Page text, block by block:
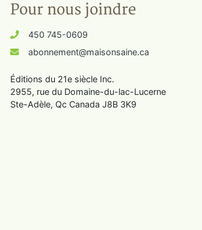
Pour nous joindre
450 745-0609
abonnement@maisonsaine.ca
Éditions du 21e siècle Inc.
2955, rue du Domaine-du-lac-Lucerne
Ste-Adèle, Qc Canada J8B 3K9